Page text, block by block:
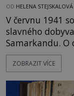
OD HELENA STEJSKALOVÁ
V červnu 1941
slavného
Samarkandu.
Německo
Sovětský svaz.
na legendě
ZOBRAZIT VÍCE